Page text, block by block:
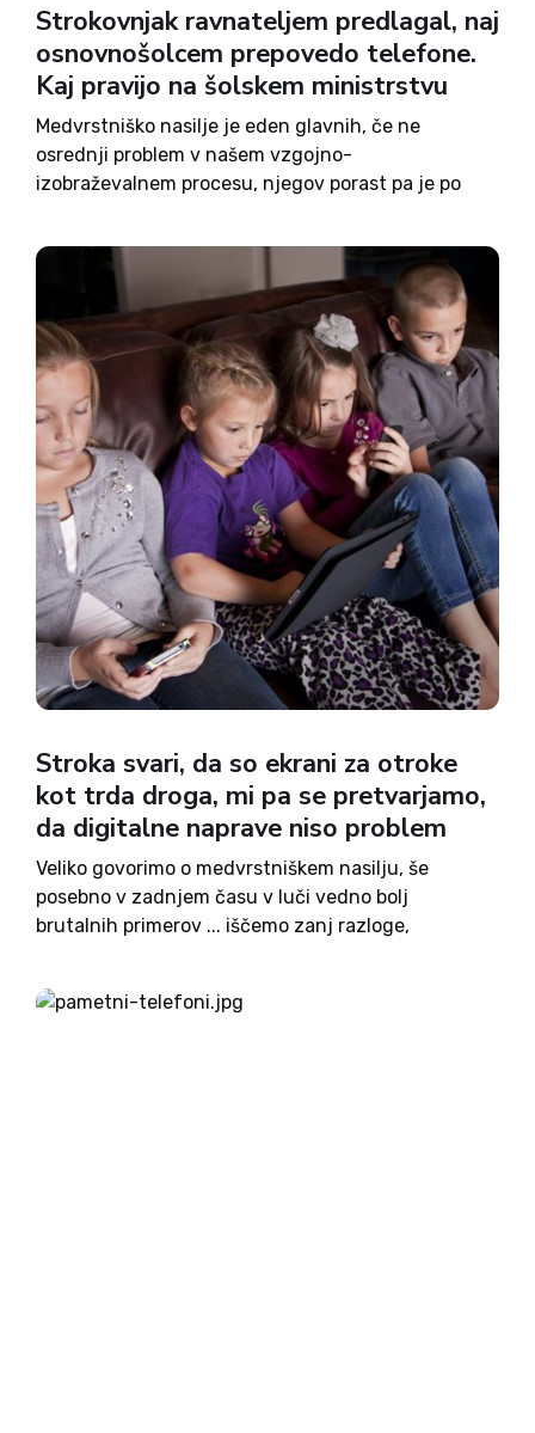
Strokovnjak ravnateljem predlagal, naj
osnovnošolcem prepovedo telefone.
Kaj pravijo na šolskem ministrstvu
Medvrstniško nasilje je eden glavnih, če ne
osrednji problem v našem vzgojno-
izobraževalnem procesu, njegov porast pa je po
nenadzorovano rabo pametnih telefonov pri
otrocih in mladostnikih. V stroki govorimo o
digitalnem kokainu, ker vse znanstvene...
Stroka svari, da so ekrani za otroke
kot trda droga, mi pa se pretvarjamo,
da digitalne naprave niso problem
Veliko govorimo o medvrstniškem nasilju, še
posebno v zadnjem času v luči vedno bolj
brutalnih primerov ... iščemo zanj razloge,
strokovnjake, učitelje, starše, same mlade … in se
pretvarjamo, da digitalne naprave niso problem.